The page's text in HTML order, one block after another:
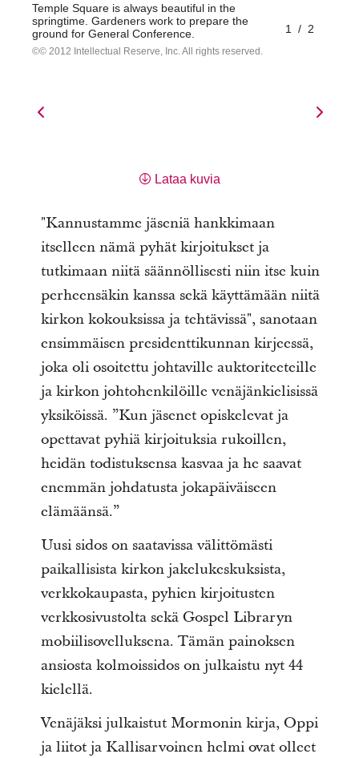
Temple Square is always beautiful in the
springtime. Gardeners work to prepare the
ground for General Conference.
© 2012 Intellectual Reserve, Inc. All rights reserved.
1 / 2
Lataa kuvia
"Kannustamme jäseniä hankkimaan
itselleen nämä pyhät kirjoitukset ja
tutkimaan niitä säännöllisesti niin itse kuin
perheensäkin kanssa sekä käyttämään niitä
kirkon kokouksissa ja tehtävissä", sanotaan
ensimmäisen presidenttikunnan kirjeessä,
joka oli osoitettu johtaville auktoriteeteille
ja kirkon johtohenkilöille venäjänkielisissä
yksiköissä. ”Kun jäsenet opiskelevat ja
opettavat pyhiä kirjoituksia rukoillen,
heidän todistuksensa kasvaa ja he saavat
enemmän johdatusta jokapäiväiseen
elämäänsä.”
Uusi sidos on saatavissa välittömästi
paikallisista kirkon jakelukeskuksista,
verkkokaupasta, pyhien kirjoitusten
verkkosivustolta sekä Gospel Libraryn
mobiilisovelluksena. Tämän painoksen
ansiosta kolmoissidos on julkaistu nyt 44
kielellä.
Venäjäksi julkaistut Mormonin kirja, Oppi
ja liitot ja Kallisarvoinen helmi ovat olleet